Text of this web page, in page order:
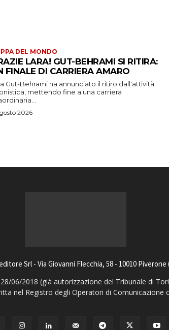
DEL MONDO
LARA! GUT-BEHRAMI SI RITIRA:
FINALE DI CARRIERA AMARO
Gut-Behrami ha annunciato il ritiro dall'attività
mettendo fine a una carriera
2026
Srl - Via Giovanni Flecchia, 58 - 10010 Piverone
06/2018 (già autorizzazione del Tribunale di
nel Registro degli Operatori di Comunicazione